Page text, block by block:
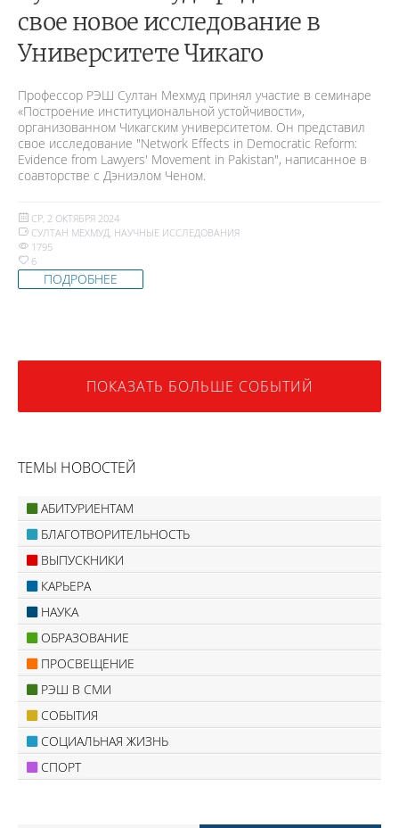
свое новое исследование в
Университете Чикаго
Профессор РЭШ Султан Мехмуд принял участие в семинаре
«Построение институциональной устойчивости»,
организованном Чикагским университетом. Он представил
свое исследование "Network Effects in Democratic Reform:
Evidence from Lawyers' Movement in Pakistan", написанное в
соавторстве с Дэниэлом Ченом.
СР, 2 ОКТЯБРЯ 2024
СУЛТАН МЕХМУД НАУЧНЫЕ ИССЛЕДОВАНИЯ
1795
6
ПОДРОБНЕЕ
ПОКАЗАТЬ БОЛЬШЕ СОБЫТИЙ
ТЕМЫ НОВОСТЕЙ
АБИТУРИЕНТАМ
БЛАГОТВОРИТЕЛЬНОСТЬ
ВЫПУСКНИКИ
КАРЬЕРА
НАУКА
ОБРАЗОВАНИЕ
ПРОСВЕЩЕНИЕ
РЭШ В СМИ
СОБЫТИЯ
СОЦИАЛЬНАЯ ЖИЗНЬ
СПОРТ